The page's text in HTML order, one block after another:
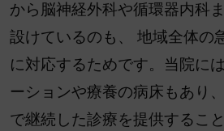
から脳神経外科や循環器内科
設けているのも、 地域全体の
に対応するためです。当院に
ーションや療養の病床もあり
で継続した診療を提供するこ